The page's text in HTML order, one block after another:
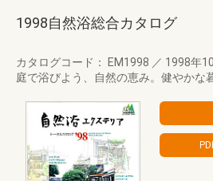
1998自然浴総合カタログ
カタログコード： EM1998 ／ 1998年
庭で浴びよう、自然の恵み。健やかな